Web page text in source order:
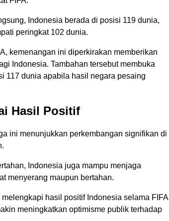
Indonesia berada di posisi 119 dunia,
peringkat 102 dunia.
kemenangan ini diperkirakan memberikan
Indonesia. Tambahan tersebut membuka
117 dunia apabila hasil negara pesaing
Hasil Positif
ini menunjukkan perkembangan signifikan di
Indonesia juga mampu menjaga
menyerang maupun bertahan.
hasil positif Indonesia selama FIFA
meningkatkan optimisme publik terhadap